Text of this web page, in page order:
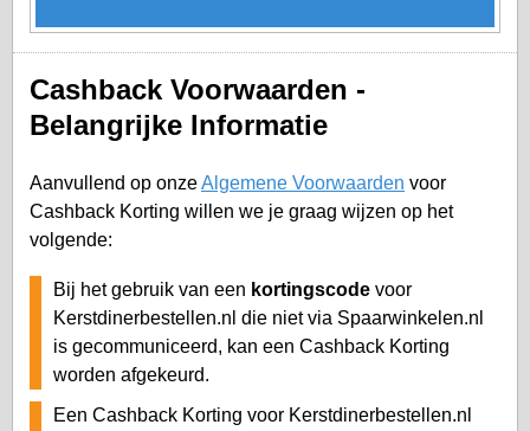
Cashback Voorwaarden -
Belangrijke Informatie
Aanvullend op onzeAlgemene Voorwaarden voor
Cashback Korting willen we je graag wijzen op het
volgende:
Bij het gebruik van een kortingscode voor
Kerstdinerbestellen.nl die niet via Spaarwinkelen.nl
is gecommuniceerd, kan een Cashback Korting
worden afgekeurd.
Een Cashback Korting voor Kerstdinerbestellen.nl